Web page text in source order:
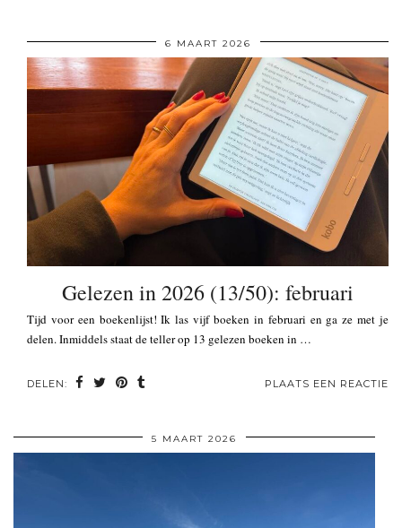
6 MAART 2026
Gelezen in 2026 (13/50): februari
Tijd voor een boekenlijst! Ik las vijf boeken in februari en ga ze met je
delen. Inmiddels staat de teller op 13 gelezen boeken in …
DELEN: PLAATS EEN REACTIE
5 MAART 2026